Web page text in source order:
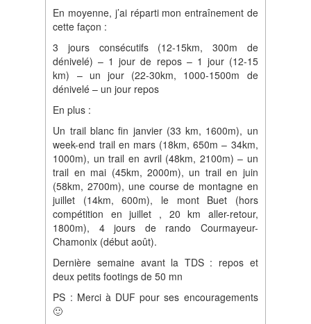
En moyenne, j’ai réparti mon entraînement de
cette façon :
3 jours consécutifs (12-15km, 300m de
dénivelé) – 1 jour de repos – 1 jour (12-15
km) – un jour (22-30km, 1000-1500m de
dénivelé – un jour repos
En plus :
Un trail blanc fin janvier (33 km, 1600m), un
week-end trail en mars (18km, 650m – 34km,
1000m), un trail en avril (48km, 2100m) – un
trail en mai (45km, 2000m), un trail en juin
(58km, 2700m), une course de montagne en
juillet (14km, 600m), le mont Buet (hors
compétition en juillet , 20 km aller-retour,
1800m), 4 jours de rando Courmayeur-
Chamonix (début août).
Dernière semaine avant la TDS : repos et
deux petits footings de 50 mn
PS : Merci à DUF pour ses encouragements
🙂